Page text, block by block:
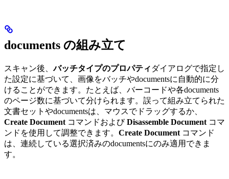
documents の組み立て
スキャン後、バッチタイプのプロパティ ダイアログで指定し
た設定に基づいて、画像をバッチやdocumentsに自動的に分
けることができます。たとえば、バーコードや各documents
のページ数に基づいて分けられます。誤って組み立てられた
文書セットやdocumentsは、マウスでドラッグするか、
Create Document コマンドおよびDisassemble Document コマ
ンドを使用して調整できます。 Create Document コマンド
は、連続している選択済みのdocumentsにのみ適用できま
す。